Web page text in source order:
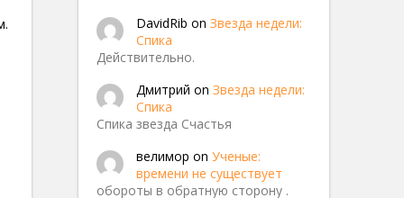
DavidRib on Звезда недели:
Спика
Действительно.
Дмитрий on Звезда недели:
Спика
Спика звезда Счастья
велимор on Ученые:
времени не существует
обороты в обратную сторону .